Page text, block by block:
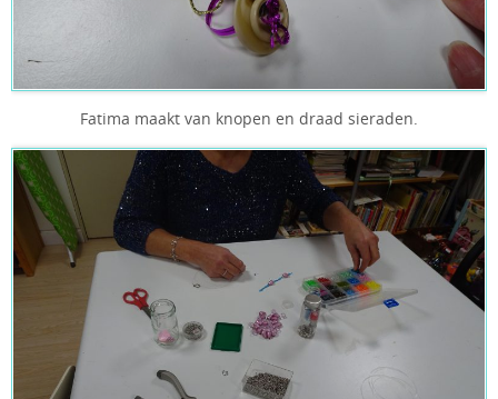
Fatima maakt van knopen en draad sieraden.